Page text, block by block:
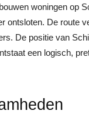
woningen op
De route
De positie van
een logisch,